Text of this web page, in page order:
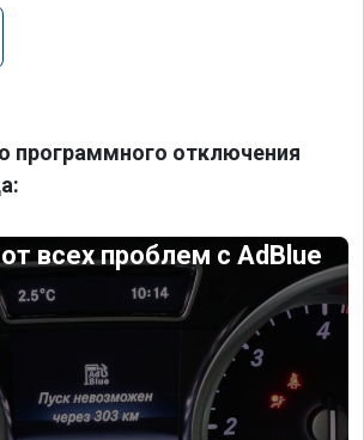
программного отключения
всех проблем с AdBlue